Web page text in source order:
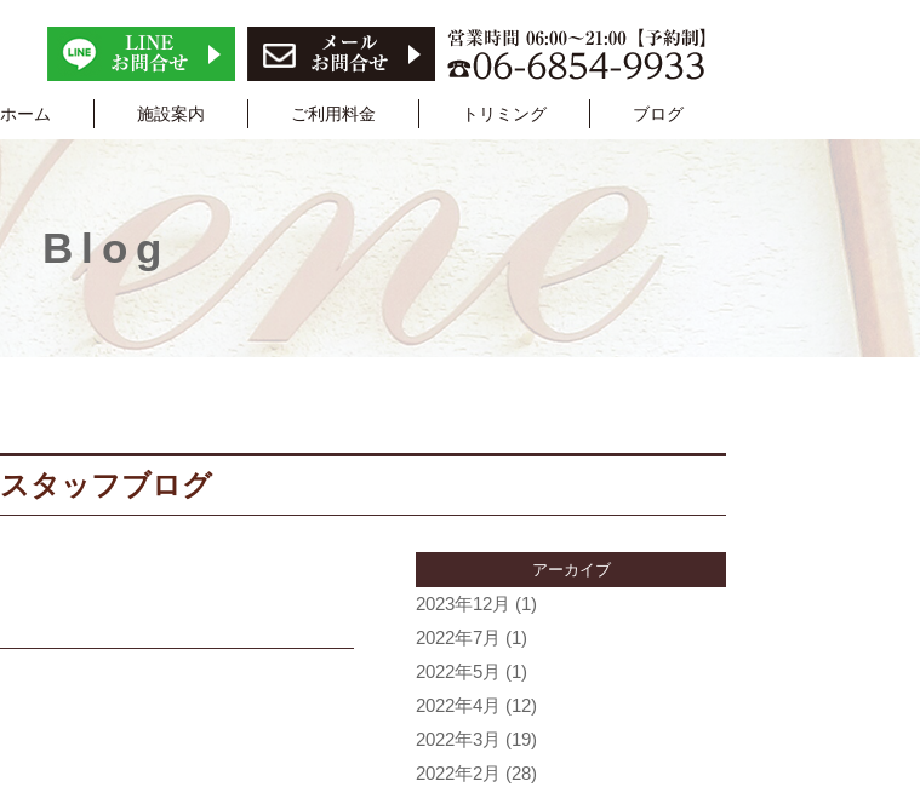
ホーム 施設案内 ご利用料金 トリミング ブログ
Blog
スタッフブログ
アーカイブ
2023年12月 (1)
2022年7月 (1)
2022年5月 (1)
2022年4月 (12)
2022年3月 (19)
2022年2月 (28)